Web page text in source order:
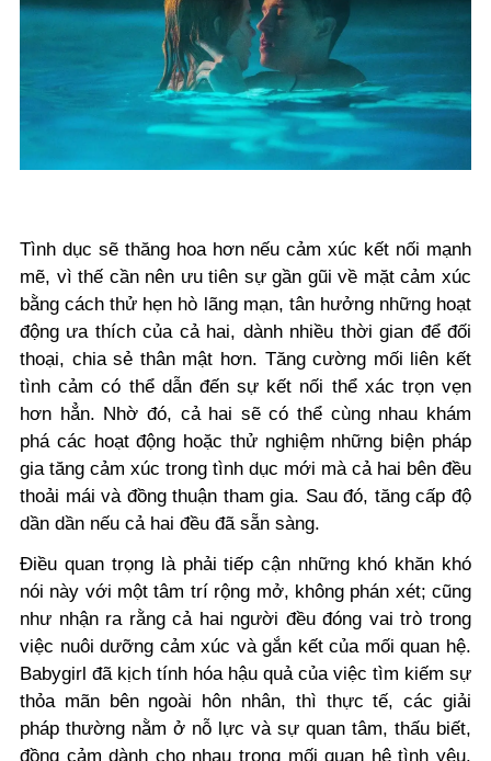
Tình dục sẽ thăng hoa hơn nếu cảm xúc kết nối mạnh
mẽ, vì thế cần nên ưu tiên sự gần gũi về mặt cảm xúc
bằng cách thử hẹn hò lãng mạn, tân hưởng những hoạt
động ưa thích của cả hai, dành nhiều thời gian để đối
thoại, chia sẻ thân mật hơn. Tăng cường mối liên kết
tình cảm có thể dẫn đến sự kết nối thể xác trọn vẹn
hơn hẳn. Nhờ đó, cả hai sẽ có thể cùng nhau khám
phá các hoạt động hoặc thử nghiệm những biện pháp
gia tăng cảm xúc trong tình dục mới mà cả hai bên đều
thoải mái và đồng thuận tham gia. Sau đó, tăng cấp độ
dần dần nếu cả hai đều đã sẵn sàng.
Điều quan trọng là phải tiếp cận những khó khăn khó
nói này với một tâm trí rộng mở, không phán xét; cũng
như nhận ra rằng cả hai người đều đóng vai trò trong
việc nuôi dưỡng cảm xúc và gắn kết của mối quan hệ.
Babygirl đã kịch tính hóa hậu quả của việc tìm kiếm sự
thỏa mãn bên ngoài hôn nhân, thì thực tế, các giải
pháp thường nằm ở nỗ lực và sự quan tâm, thấu biết,
đồng cảm dành cho nhau trong mối quan hệ tình yêu.